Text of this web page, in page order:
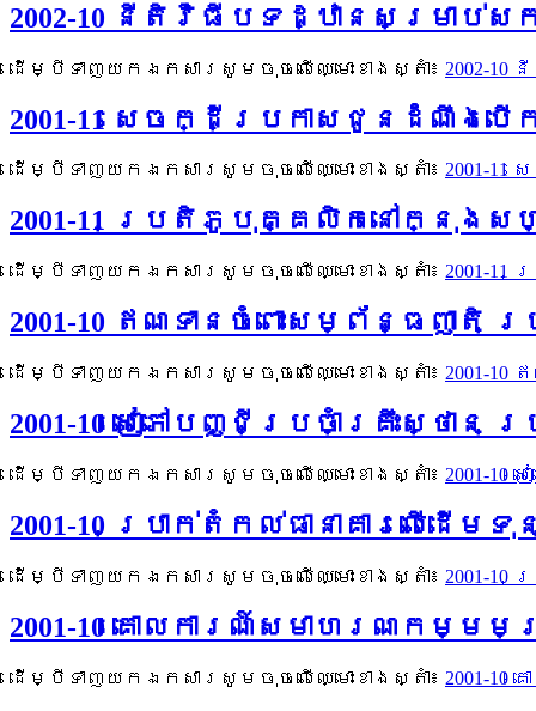
2002-10 នីតិវិធីបទដ្ឋានសម្រាប់ស
ដើម្បីទាញយកឯកសារសូមចុចលើឈ្មោះខាងស្តាំ៖ 2002-
2001-11 សេចក្ដីប្រកាសជូនដំំណឹង
ដើម្បីទាញយកឯកសារសូមចុចលើឈ្មោះខាងស្តាំ៖ 2001-
2001-11 ប្រតិភូបុគ្គលិកនៅក្នុងស
ដើម្បីទាញយកឯកសារសូមចុចលើឈ្មោះខាងស្តាំ៖ 2001-
2001-10 ឥណទានចំពោះសម្ព័ន្ធញាតិ
ដើម្បីទាញយកឯកសារសូមចុចលើឈ្មោះខាងស្តាំ៖ 2001-
2001-10 សៀភៅបញ្ជីប្រចាំគ្រឹះស្ថាន
ដើម្បីទាញយកឯកសារសូមចុចលើឈ្មោះខាងស្តាំ៖ 2001-
2001-10 ប្រាក់តំកល់ធានាគារលើដើ
ដើម្បីទាញយកឯកសារសូមចុចលើឈ្មោះខាងស្តាំ៖ 2001-
2001-10 គោលការណ៍សមាហរណកម្
ដើម្បីទាញយកឯកសារសូមចុចលើឈ្មោះខាងស្តាំ៖ 2001-